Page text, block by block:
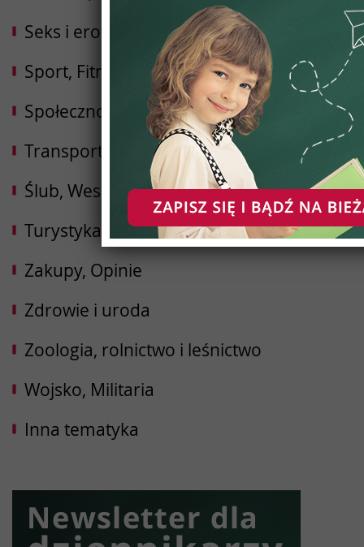
Seks i erotyka
Sport, Fitness, Kulturystyka
Społeczności
Transport i Logistyka
Ślub, Wesele
Turystyka, Podróże, Hotele
Zakupy, Opinie
Zdrowie i uroda
Zoologia, rolnictwo i leśnictwo
Wojsko, Militaria
Inna tematyka